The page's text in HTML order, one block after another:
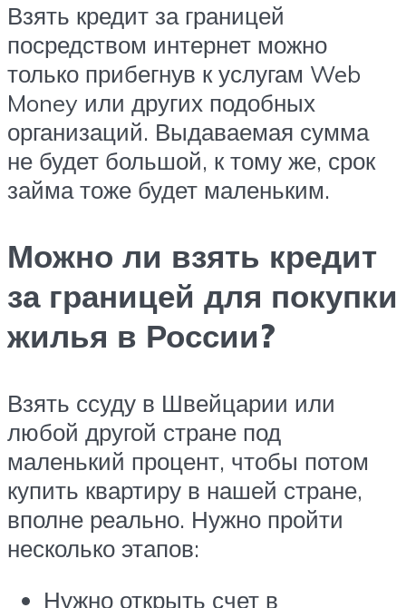
Взять кредит за границей
посредством интернет можно
только прибегнув к услугам Web
Money или других подобных
организаций. Выдаваемая сумма
не будет большой, к тому же, срок
займа тоже будет маленьким.
Можно ли взять кредит
за границей для покупки
жилья в России?
Взять ссуду в Швейцарии или
любой другой стране под
маленький процент, чтобы потом
купить квартиру в нашей стране,
вполне реально. Нужно пройти
несколько этапов:
Нужно открыть счет в